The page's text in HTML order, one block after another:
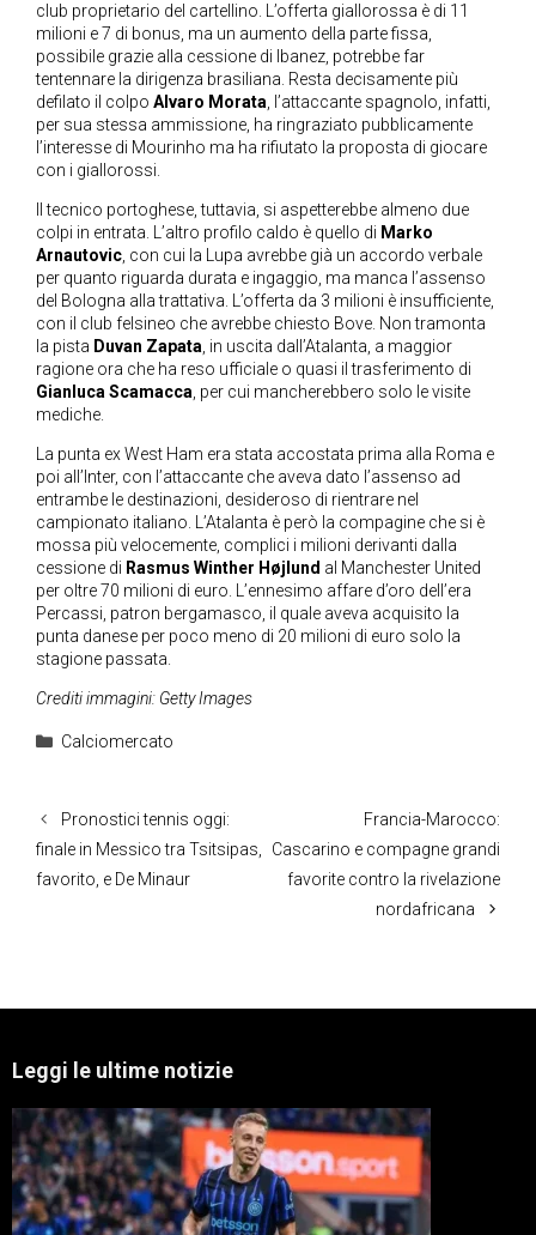
club proprietario del cartellino. L’offerta giallorossa è di 11
milioni e 7 di bonus, ma un aumento della parte fissa,
possibile grazie alla cessione di Ibanez, potrebbe far
tentennare la dirigenza brasiliana. Resta decisamente più
defilato il colpo Alvaro Morata, l’attaccante spagnolo, infatti,
per sua stessa ammissione, ha ringraziato pubblicamente
l’interesse di Mourinho ma ha rifiutato la proposta di giocare
con i giallorossi.
Il tecnico portoghese, tuttavia, si aspetterebbe almeno due
colpi in entrata. L’altro profilo caldo è quello di Marko
Arnautovic, con cui la Lupa avrebbe già un accordo verbale
per quanto riguarda durata e ingaggio, ma manca l’assenso
del Bologna alla trattativa. L’offerta da 3 milioni è insufficiente,
con il club felsineo che avrebbe chiesto Bove. Non tramonta
la pista Duvan Zapata, in uscita dall’Atalanta, a maggior
ragione ora che ha reso ufficiale o quasi il trasferimento di
Gianluca Scamacca, per cui mancherebbero solo le visite
mediche.
La punta ex West Ham era stata accostata prima alla Roma e
poi all’Inter, con l’attaccante che aveva dato l’assenso ad
entrambe le destinazioni, desideroso di rientrare nel
campionato italiano. L’Atalanta è però la compagine che si è
mossa più velocemente, complici i milioni derivanti dalla
cessione di Rasmus Winther Højlund al Manchester United
per oltre 70 milioni di euro. L’ennesimo affare d’oro dell’era
Percassi, patron bergamasco, il quale aveva acquisito la
punta danese per poco meno di 20 milioni di euro solo la
stagione passata.
Crediti immagini: Getty Images
Categorie
Calciomercato
Pronostici tennis oggi:
finale in Messico tra Tsitsipas,
favorito, e De Minaur
Francia-Marocco:
Cascarino e compagne grandi
favorite contro la rivelazione
nordafricana
Leggi le ultime notizie